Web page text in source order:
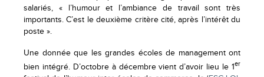
salariés, « l’humour et l’ambiance de travail sont très
importants. C’est le deuxième critère cité, après l’intérêt du
poste ».
Une donnée que les grandes écoles de management ont
bien intégré. D’octobre à décembre vient d’avoir lieu le 1er